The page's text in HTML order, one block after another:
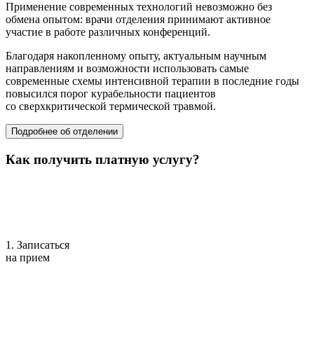
Применение современных технологий невозможно без
обмена опытом: врачи отделения принимают активное
участие в работе различных конференций.
Благодаря накопленному опыту, актуальным научным
направлениям и возможности использовать самые
современные схемы интенсивной терапии в последние годы
повысился порог курабельности пациентов
со сверхкритической термической травмой.
Подробнее об отделении
Как получить платную услугу?
1. Записаться
на прием